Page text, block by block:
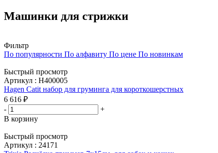
Машинки для стрижки
Фильтр
По популярности По алфавиту По цене По новинкам
Быстрый просмотр
Артикул : H400005
Hagen Catit набор для груминга для короткошерстных
6 616 ₽
-
+
В корзину
Быстрый просмотр
Артикул : 24171